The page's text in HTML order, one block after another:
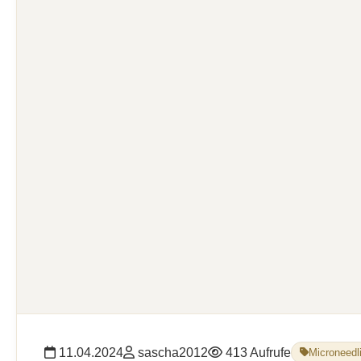
11.04.2024 sascha2012 413 Aufrufe